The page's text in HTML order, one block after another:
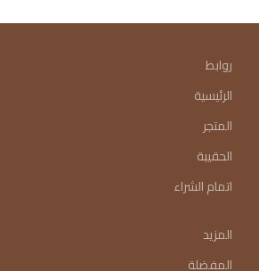
روابط
الرئيسية
المتجر
الحقيبة
اتمام الشراء
المزيد
المفضلة